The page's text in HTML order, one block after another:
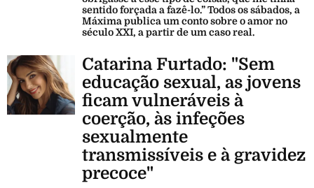
sentido forçada a fazê-lo.” Todos os sábados, a
Máxima publica um conto sobre o amor no
século XXI, a partir de um caso real.
Catarina Furtado: "Sem
educação sexual, as jovens
ficam vulneráveis à
coerção, às infeções
sexualmente
transmissíveis e à gravidez
precoce"